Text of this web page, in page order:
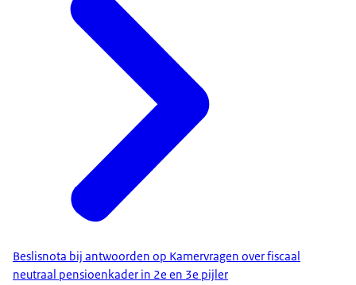
Beslisnota bij antwoorden op Kamervragen over fiscaal
neutraal pensioenkader in 2e en 3e pijler